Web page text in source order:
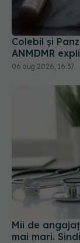
Colebil și
ANMDMR
06 aug 2026, 16:37
Mii de
mai mari.